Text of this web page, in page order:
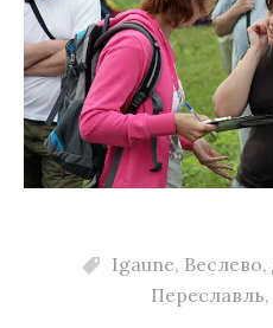
Igaune, Веслево,
Переславль,